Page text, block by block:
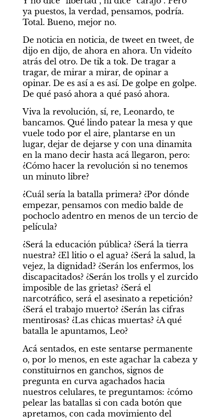
ya puestos, la verdad, pensamos, podría.
Total. Bueno, mejor no.
De noticia en noticia, de tweet en tweet, de
dijo en dijo, de ahora en ahora. Un videíto
atrás del otro. De tik a tok. De tragar a
tragar, de mirar a mirar, de opinar a
opinar. De es así a es así. De golpe en golpe.
De qué pasó ahora a qué pasó ahora.
Viva la revolución, sí, re, Leonardo, te
bancamos. Qué lindo patear la mesa y que
vuele todo por el aire, plantarse en un
lugar, dejar de dejarse y con una dinamita
en la mano decir hasta acá llegaron, pero:
¿Cómo hacer la revolución si no tenemos
un minuto libre?
¿Cuál sería la batalla primera? ¿Por dónde
empezar, pensamos con medio balde de
pochoclo adentro en menos de un tercio de
película?
¿Será la educación pública? ¿Será la tierra
nuestra? ¿El litio o el agua? ¿Será la salud, la
vejez, la dignidad? ¿Serán los enfermos, los
discapacitados? ¿Serán los trolls y el zurcido
imposible de las grietas? ¿Será el
narcotráfico, será el asesinato a repetición?
¿Será el trabajo muerto? ¿Serán las cifras
mentirosas? ¿Las chicas muertas? ¿A qué
batalla le apuntamos, Leo?
Acá sentados, en este sentarse permanente
o, por lo menos, en este agachar la cabeza y
constituirnos en ganchos, signos de
pregunta en curva agachados hacia
nuestros celulares, te preguntamos: ¿cómo
pelear las batallas si con cada botón que
apretamos, con cada movimiento del